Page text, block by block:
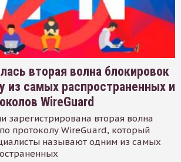
вторая волна блокировок
из самых распространенных и
WireGuard
зарегистрирована вторая волна
протоколу WireGuard, который
называют одним из самых